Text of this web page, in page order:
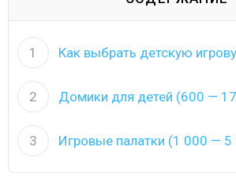
1 Как выбрать детскую
2 Домики для детей (600 —
3 Игровые палатки (1 000 —